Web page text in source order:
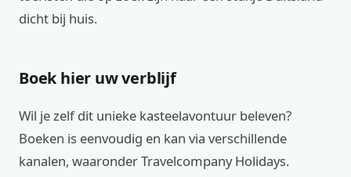
dicht bij huis.
Boek hier uw verblijf
Wil je zelf dit unieke kasteelavontuur beleven?
Boeken is eenvoudig en kan via verschillende
kanalen, waaronder Travelcompany Holidays.